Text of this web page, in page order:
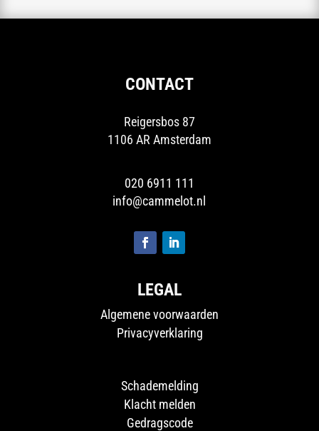
CONTACT
Reigersbos 87
1106 AR Amsterdam
020 6911 111
info@cammelot.nl
LEGAL
Algemene voorwaarden
Privacyverklaring
Schademelding
Klacht melden
Gedragscode